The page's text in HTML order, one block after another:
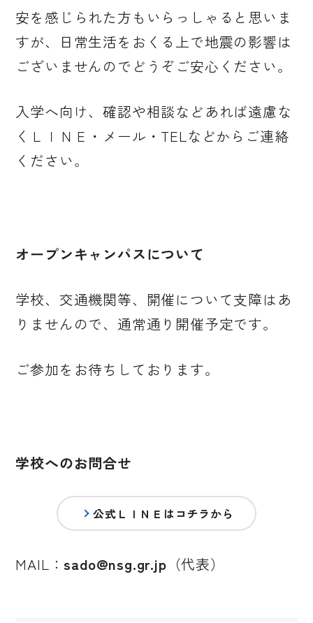
安を感じられた方もいらっしゃると思いま
すが、日常生活をおくる上で地震の影響は
ございませんのでどうぞご安心ください。
入学へ向け、確認や相談などあれば遠慮な
くＬＩＮＥ・メール・TELなどからご連絡
ください。
オープンキャンパスについて
学校、交通機関等、開催について支障はあ
りませんので、通常通り開催予定です。
ご参加をお待ちしております。
学校へのお問合せ
公式ＬＩＮＥはコチラから
MAIL：sado@nsg.gr.jp （代表）